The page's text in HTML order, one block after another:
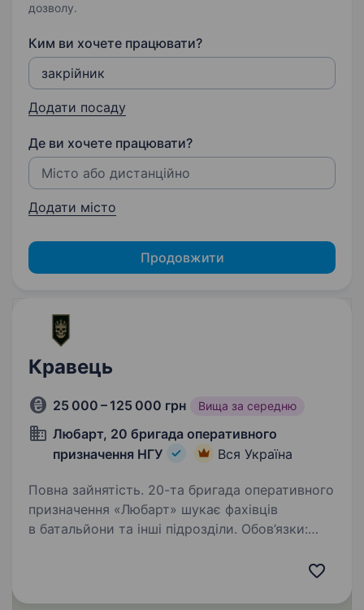
дозволу.
Ким ви хочете працювати?
Додати посаду
Де ви хочете працювати?
Додати місто
Продовжити
Кравець
25 000 – 125 000 грн Вища за середню
Любарт, 20 бригада оперативного
призначення НГУ
Вся Україна
Повна зайнятість. 20-та бригада оперативного
призначення «Любарт» шукає фахівців
в батальйони та інші підрозділи. Обов’язки: